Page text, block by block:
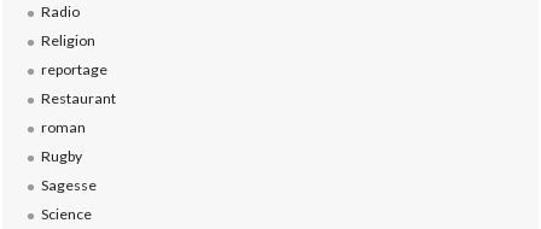
Radio
Religion
reportage
Restaurant
roman
Rugby
Sagesse
Science